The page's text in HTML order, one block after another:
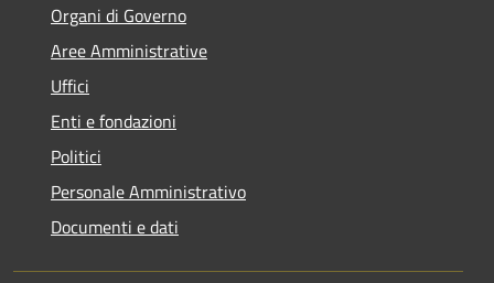
Organi di Governo
Aree Amministrative
Uffici
Enti e fondazioni
Politici
Personale Amministrativo
Documenti e dati